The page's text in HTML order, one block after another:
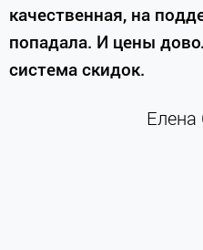
качественная, на
попадала. И цены
система скидок.
Елена